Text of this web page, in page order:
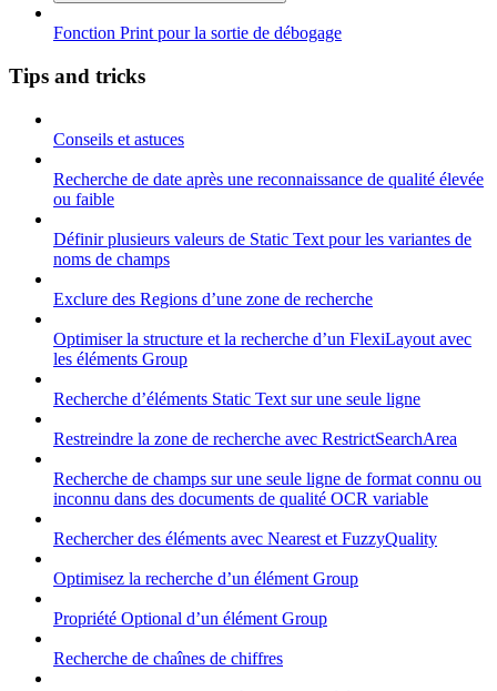
Fonction Print pour la sortie de débogage
Tips and tricks
Conseils et astuces
Recherche de date après une reconnaissance de qualité élevée
ou faible
Définir plusieurs valeurs de Static Text pour les variantes de
noms de champs
Exclure des Regions d’une zone de recherche
Optimiser la structure et la recherche d’un FlexiLayout avec
les éléments Group
Recherche d’éléments Static Text sur une seule ligne
Restreindre la zone de recherche avec RestrictSearchArea
Recherche de champs sur une seule ligne de format connu ou
inconnu dans des documents de qualité OCR variable
Rechercher des éléments avec Nearest et FuzzyQuality
Optimisez la recherche d’un élément Group
Propriété Optional d’un élément Group
Recherche de chaînes de chiffres